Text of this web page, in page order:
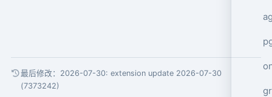
最后修改：2026-07-30: extension update 2026-07-30
(7373242)